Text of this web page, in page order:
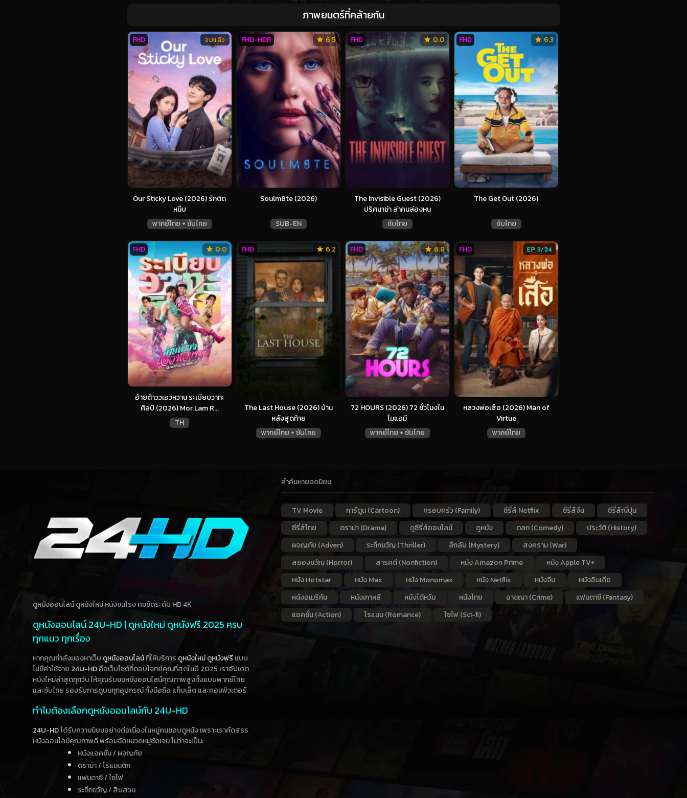
ภาพยนตร์ที่คล้ายกัน
Our Sticky Love (2026) รักติด
หนึบ
พากย์ไทย + ซับไทย
จบแล้ว
FHD
Soulm8te (2026)
SUB-EN
6.5
FHD-HDR
The Invisible Guest (2026)
ปริศนาฆ่า ล่าคนล่องหน
ซับไทย
0.0
FHD
The Get Out (2026)
ซับไทย
6.3
FHD
อ้ายต้าววเอวหวาน ระเบียบวาทะ
ศิลป์ (2026) Mor Lam R...
TH
0.0
FHD
The Last House (2026) บ้าน
หลังสุดท้าย
พากย์ไทย + ซับไทย
6.2
FHD
72 HOURS (2026) 72 ชั่วโมงใน
ไมแอมี
พากย์ไทย + ซับไทย
6.8
FHD
หลวงพ่อเสือ (2026) Man of
Virtue
พากย์ไทย
EP 3/24
FHD
ดูหนังออนไลน์ ดูหนังใหม่ หนังชนโรง คมชัดระดับ HD 4K
ดูหนังออนไลน์ 24U-HD | ดูหนังใหม่ ดูหนังฟรี 2025 ครบ
ทุกแนว ทุกเรื่อง
หากคุณกำลังมองหาเว็บ ดูหนังออนไลน์ที่ให้บริการ ดูหนังใหม่ดูหนังฟรีแบบ
ไม่มีค่าใช้จ่าย 24U-HDคือเว็บไซต์ที่ตอบโจทย์คุณที่สุดในปี 2025 เราอัปเดต
หนังใหม่ล่าสุดทุกวัน ให้คุณรับชมหนังออนไลน์คุณภาพสูงทั้งแบบพากย์ไทย
และซับไทย รองรับการดูบนทุกอุปกรณ์ ทั้งมือถือ แท็บเล็ต และคอมพิวเตอร์
ทำไมต้องเลือกดูหนังออนไลน์กับ 24U-HD
24U-HDได้รับความนิยมอย่างต่อเนื่องในหมู่คนชอบดูหนัง เพราะเราคัดสรร
หนังออนไลน์คุณภาพดี พร้อมจัดหมวดหมู่ชัดเจน ไม่ว่าจะเป็น:
หนังแอคชั่น / ผจญภัย
ดราม่า / โรแมนติก
แฟนตาซี / ไซไฟ
ระทึกขวัญ / สืบสวน
คำค้นหายอดนิยม
TV Movie การ์ตูน (Cartoon) ครอบครัว (Family) ซีรี่ส์ Netflix ซีรี่ส์จีน
ซีรี่ส์ญี่ปุ่น
ซีรี่ส์ไทย
ดราม่า (Drama) ดูซีรี่ส์ออนไลน์ ดูหนัง ตลก (Comedy)
ประวัติ (History)
ผจญภัย (Adven)
ระทึกขวัญ (Thriller) ลึกลับ (Mystery)
สงคราม (War)
สยองขวัญ (Horror)
สารคดี (Nonfiction) หนัง Amazon Prime
หนัง Apple TV+
หนัง Hotstar
หนัง Max หนัง Monomax หนัง Netflix หนังจีน
หนังอินเดีย
หนังอเมริกัน
หนังเกาหลี หนังไต้หวัน หนังไทย อาชญา (Crime)
แฟนตาซี (Fantasy)
แอคชั่น (Action)
โรแมน (Romance) ไซไฟ (Sci-fi)